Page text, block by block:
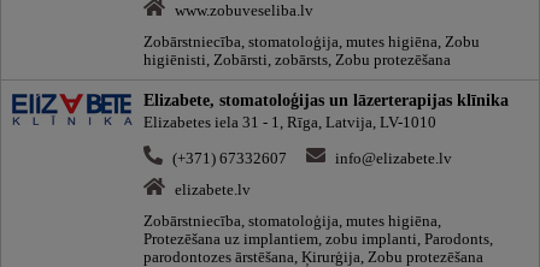
www.zobuveseliba.lv
Zobārstniecība, stomatoloģija, mutes higiēna, Zobu
higiēnisti, Zobārsti, zobārsts, Zobu protezēšana
Elizabete, stomatoloģijas un lāzerterapijas klīnika
Elizabetes iela 31 - 1, Rīga, Latvija, LV-1010
(+371) 67332607
info@elizabete.lv
elizabete.lv
Zobārstniecība, stomatoloģija, mutes higiēna,
Protezēšana uz implantiem, zobu implanti, Parodonts,
parodontozes ārstēšana, Ķirurģija, Zobu protezēšana